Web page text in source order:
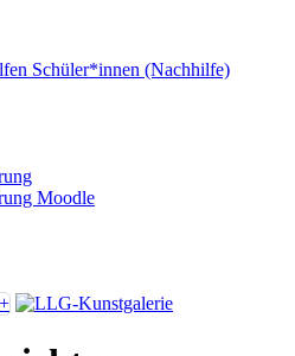
Schüler*innen (Nachhilfe)
Moodle